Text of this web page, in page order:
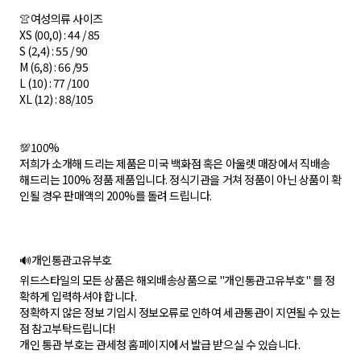
👚 여성의류 사이즈
XS (00,0) : 44 / 85
S (2,4) : 55 / 90
M (6,8) : 66 /95
L (10) : 77 /100
XL (12) : 88/105
💯 100%
저희가 소개해 드리는 제품은 미국 백화점 혹은 아울렛 매장에서 직배송
해드리는 100% 정품 제품입니다. 정식기관을 거쳐 정품이 아닌 상품이 확
인될 경우 판매액의 200%를 돌려 드립니다.
🔊개인통관고유부호
위드스타일의 모든 상품은 해외배송상품으로 "개인통관고유부호" 를 정
확하게 입력하셔야 합니다.
정확하지 않은 정보 기입시 정보오류로 인하여 세관통관이 지연될 수 있는
점 참고부탁드립니다!
개인 통관 부호는 관세청 홈페이지에서 발급 받으실 수 있습니다.